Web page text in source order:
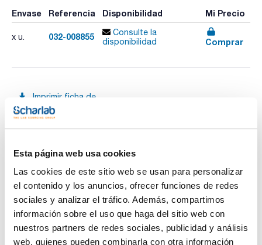
Esta página web usa cookies
Las cookies de este sitio web se usan para personalizar
el contenido y los anuncios, ofrecer funciones de redes
sociales y analizar el tráfico. Además, compartimos
información sobre el uso que haga del sitio web con
nuestros partners de redes sociales, publicidad y análisis
web, quienes pueden combinarla con otra información
Envase Referencia Disponibilidad Mi Precio
x u. 032-008855
Consulte la
disponibilidad
Comprar
Imprimir ficha de
producto
Características
Modelo : 5MF-RTC/RSH-EGT-HS-6,5/0,63H
Pack (u.) : 1
Jeringas para cromatógrafos Thermo/Scientific/CE
instruments/Fisons RSH
Ver más
Documentación técnica
TDS / Ficha técnica
COA